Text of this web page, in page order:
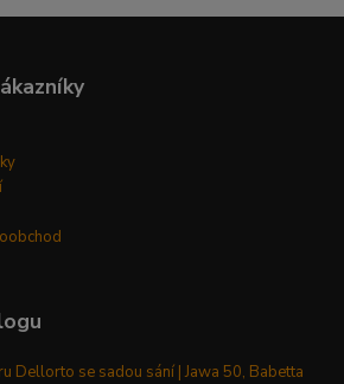
Dellorto se sadou sání | Jawa 50, Babetta